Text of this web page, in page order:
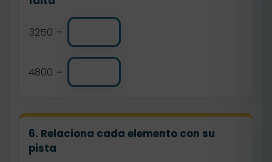
3250 =
4800 =
6. Relaciona cada elemento con su
pista